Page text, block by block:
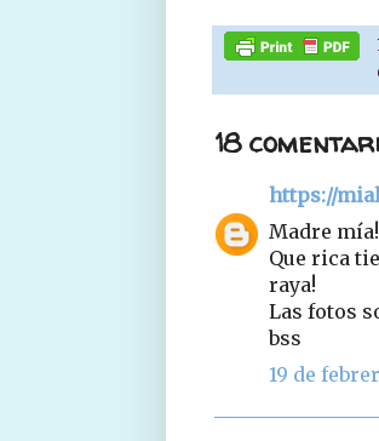
18
https://
Madre mía!
Que rica
raya!
Las fotos
bss
19 de